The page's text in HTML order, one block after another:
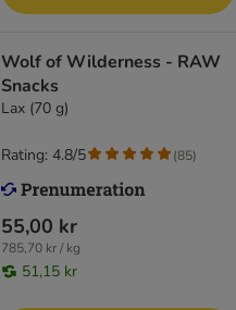
Wolf of Wilderness - RAW
Snacks
Lax (70 g)
55,00 kr
785,70 kr / kg
51,15 kr
Rating: 4.8/5 (85)